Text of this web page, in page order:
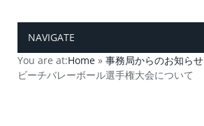
NAVIGATE
You are at:Home » 事務局からのお知らせ
ビーチバレーボール選手権大会について